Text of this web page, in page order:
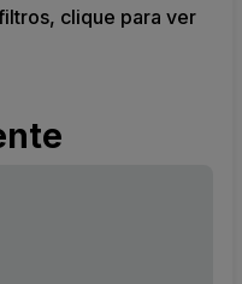
clique para ver